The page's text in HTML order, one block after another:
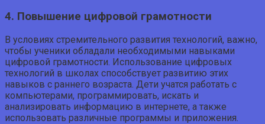
4. Повышение цифровой грамотности
В условиях стремительного развития технологий, важно,
чтобы ученики обладали необходимыми навыками
цифровой грамотности. Использование цифровых
технологий в школах способствует развитию этих
навыков с раннего возраста. Дети учатся работать с
компьютерами, программировать, искать и
анализировать информацию в интернете, а также
использовать различные программы и приложения.